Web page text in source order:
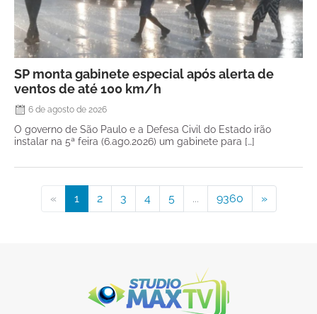
SP monta gabinete especial após alerta de
ventos de até 100 km/h
6 de agosto de 2026
O governo de São Paulo e a Defesa Civil do Estado irão
instalar na 5ª feira (6.ago.2026) um gabinete para […]
« 1 2 3 4 5 ... 9360 »